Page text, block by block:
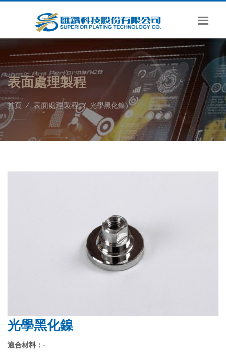
表面處理製程
首頁 表面處理製程 光學黑化鎳）
光學黑化鎳
適合材料： -